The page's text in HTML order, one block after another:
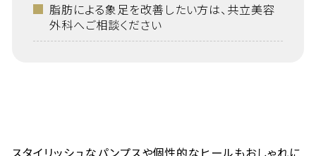
脂肪による象足を改善したい方は、共立美容
外科へご相談ください
スタイリッシュなパンプスや個性的なヒールもおしゃれに